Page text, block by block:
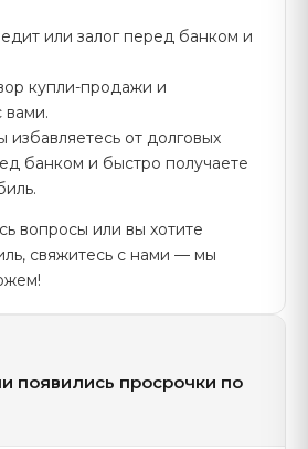
или залог перед банком и
купли-продажи и
вами.
избавляетесь от долговых
банком и быстро получаете
вопросы или вы хотите
свяжитесь с нами — мы
появились просрочки по